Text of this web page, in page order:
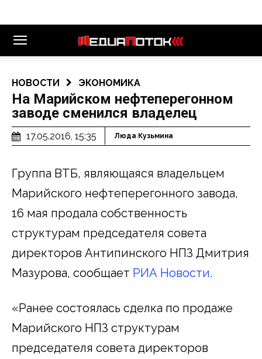
НОВОСТИ ЭКОНОМИКА
На Марийском нефтеперегонном
заводе сменился владелец
17.05.2016, 15:35 Люда Кузьмина
Группа ВТБ, являющаяся владельцем
Марийского нефтеперегонного завода,
16 мая продала собственность
структурам председателя совета
директоров Антипинского НПЗ Дмитрия
Мазурова, сообщает РИА Новости.
«Ранее состоялась сделка по продаже
Марийского НПЗ структурам
председателя совета директоров